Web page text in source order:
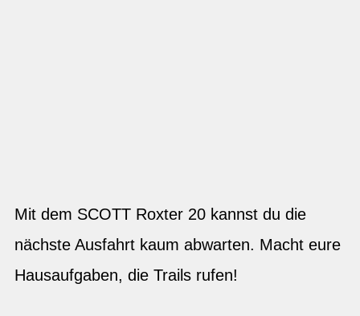
Mit dem SCOTT Roxter 20 kannst du die
nächste Ausfahrt kaum abwarten. Macht eure
Hausaufgaben, die Trails rufen!